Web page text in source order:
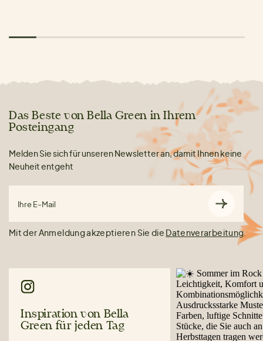
Das Beste von Bella Green in Ihrem
Posteingang
Melden Sie sich für unseren Newsletter an, damit Ihnen keine
Neuheit entgeht
Ihre E-Mail
Mit der Anmeldung akzeptieren Sie die Datenverarbeitung.
Inspiration von Bella
Green für jeden Tag